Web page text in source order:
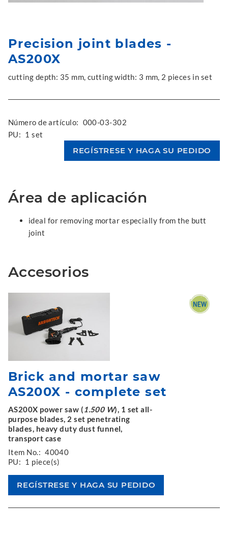
Precision joint blades -
AS200X
cutting depth: 35 mm, cutting width: 3 mm, 2 pieces in set
Número de artículo: 000-03-302
PU: 1 set
Área de aplicación
ideal for removing mortar especially from the butt
joint
Accesorios
Brick and mortar saw
AS200X - complete set
AS200X power saw ( 1.500 W), 1 set all-
purpose blades, 2 set penetrating
blades, heavy duty dust funnel,
transport case
Item No.: 40040
PU: 1 piece(s)